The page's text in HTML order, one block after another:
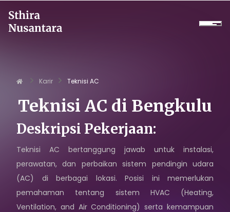
Perusahaan
Produk
Proyek
Layanan
Daikin Proshop
Showroom Tour
Karir Teknisi AC
Teknisi AC di Bengkulu
Deskripsi Pekerjaan:
Teknisi AC bertanggung jawab untuk instalasi,
perawatan, dan perbaikan sistem pendingin udara
(AC) di berbagai lokasi. Posisi ini memerlukan
pemahaman tentang sistem HVAC (Heating,
Ventilation, and Air Conditioning) serta kemampuan